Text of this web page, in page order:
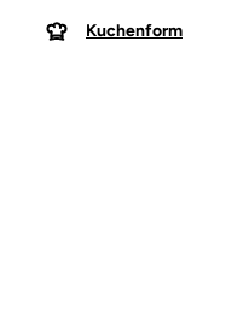
Kuchenform